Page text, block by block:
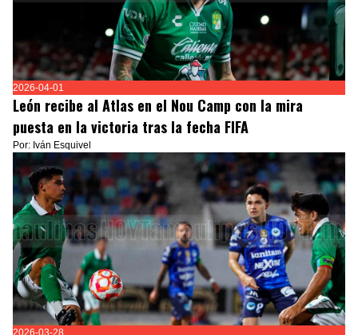
2026-04-01
León recibe al Atlas en el Nou Camp con la mira
puesta en la victoria tras la fecha FIFA
Por: Iván Esquivel